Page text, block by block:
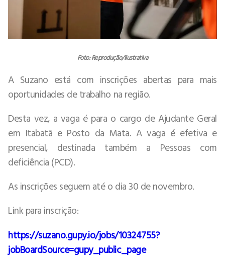
Foto: Reprodução/Ilustrativa
A Suzano está com inscrições abertas para mais
oportunidades de trabalho na região.
Desta vez, a vaga é para o cargo de Ajudante Geral
em Itabatã e Posto da Mata. A vaga é efetiva e
presencial, destinada também a Pessoas com
deficiência (PCD).
As inscrições seguem até o dia 30 de novembro.
Link para inscrição:
https://suzano.gupy.io/jobs/10324755?
jobBoardSource=gupy_public_page